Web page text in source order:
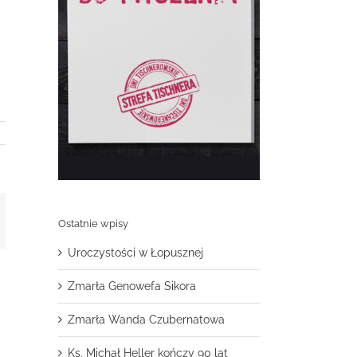
Ostatnie wpisy
Uroczystości w Łopusznej
Zmarła Genowefa Sikora
Zmarła Wanda Czubernatowa
Ks. Michał Heller kończy 90 lat